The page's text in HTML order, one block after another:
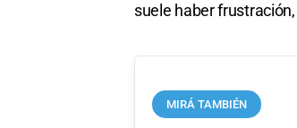
suele haber
MIRÁ TAMBIÉN